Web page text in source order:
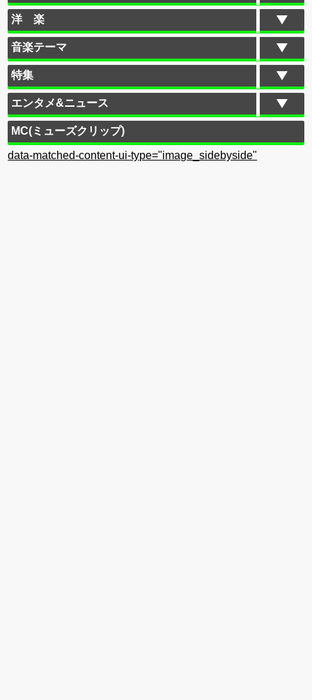
洋 楽
音楽テーマ
特集
エンタメ&ニュース
MC(ミューズクリップ)
data-matched-content-ui-type="image_sidebyside"